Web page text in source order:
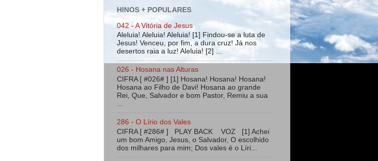
HINOS + POPULARES
042 - A Vitória de Jesus
Aleluia! Aleluia! Aleluia! [1] Findou-se a luta de
Jesus! Venceu, por fim, a dura cruz! Já nos
desertos raia a luz! Aleluia! [2] ...
026 - Hosana nas Alturas
CIFRA [ #026# ] [1] Hosana! Hosana! Hosana!
Hosana ao Filho de Davi! Hosana ao grande
Rei, Que, Salvador e bom Pastor, Remiu a sua
286 - O Lírio dos Vales
CIFRA [ #286# ] PLAY BACK VOZ [1] Achei
um bom Amigo, Jesus, o Salvador, O escolhido
dos milhares para mim; Dos vales é o Líri...